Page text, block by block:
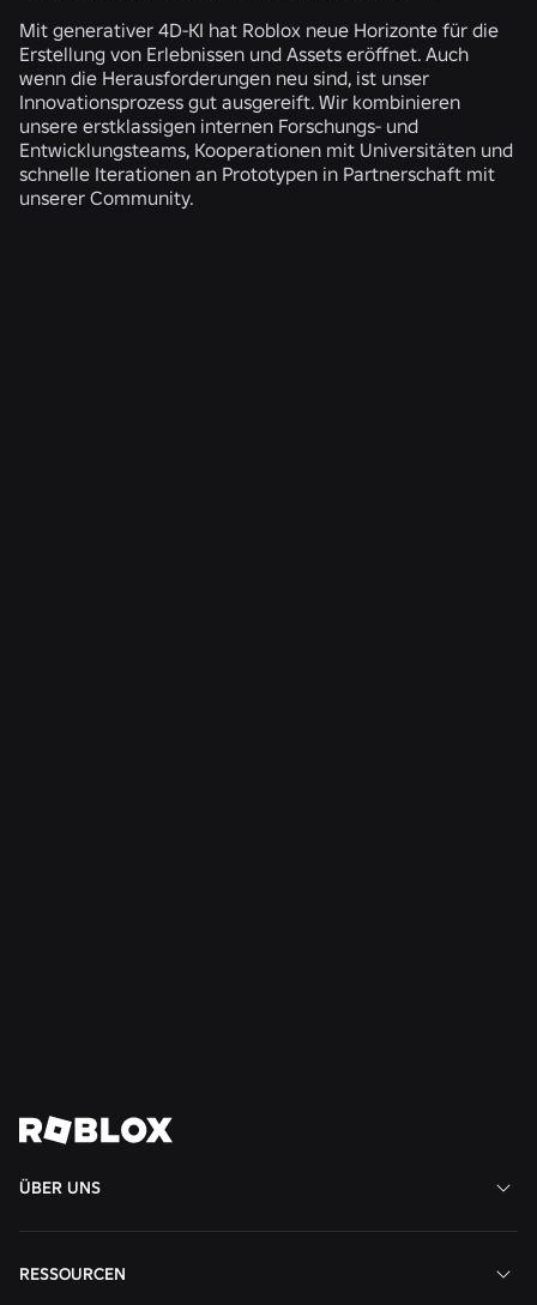
Mit generativer 4D-KI hat Roblox neue Horizonte für die
Erstellung von Erlebnissen und Assets eröffnet. Auch
wenn die Herausforderungen neu sind, ist unser
Innovationsprozess gut ausgereift. Wir kombinieren
unsere erstklassigen internen Forschungs- und
Entwicklungsteams, Kooperationen mit Universitäten und
schnelle Iterationen an Prototypen in Partnerschaft mit
unserer Community.
ÜBER UNS
RESSOURCEN